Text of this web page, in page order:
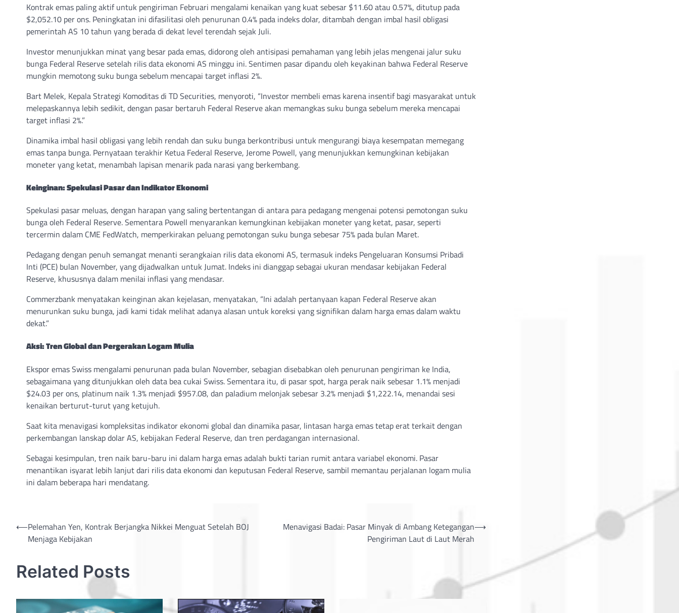
Kontrak emas paling aktif untuk pengiriman Februari mengalami kenaikan yang kuat sebesar $11.60 atau 0.57%, ditutup pada
$2,052.10 per ons. Peningkatan ini difasilitasi oleh penurunan 0.4% pada indeks dolar, ditambah dengan imbal hasil obligasi
pemerintah AS 10 tahun yang berada di dekat level terendah sejak Juli.
Investor menunjukkan minat yang besar pada emas, didorong oleh antisipasi pemahaman yang lebih jelas mengenai jalur suku
bunga Federal Reserve setelah rilis data ekonomi AS minggu ini. Sentimen pasar dipandu oleh keyakinan bahwa Federal Reserve
mungkin memotong suku bunga sebelum mencapai target inflasi 2%.
Bart Melek, Kepala Strategi Komoditas di TD Securities, menyoroti, “Investor membeli emas karena insentif bagi masyarakat untuk
melepaskannya lebih sedikit, dengan pasar bertaruh Federal Reserve akan memangkas suku bunga sebelum mereka mencapai
target inflasi 2%.”
Dinamika imbal hasil obligasi yang lebih rendah dan suku bunga berkontribusi untuk mengurangi biaya kesempatan memegang
emas tanpa bunga. Pernyataan terakhir Ketua Federal Reserve, Jerome Powell, yang menunjukkan kemungkinan kebijakan
moneter yang ketat, menambah lapisan menarik pada narasi yang berkembang.
Keinginan: Spekulasi Pasar dan Indikator Ekonomi
Spekulasi pasar meluas, dengan harapan yang saling bertentangan di antara para pedagang mengenai potensi pemotongan suku
bunga oleh Federal Reserve. Sementara Powell menyarankan kemungkinan kebijakan moneter yang ketat, pasar, seperti
tercermin dalam CME FedWatch, memperkirakan peluang pemotongan suku bunga sebesar 75% pada bulan Maret.
Pedagang dengan penuh semangat menanti serangkaian rilis data ekonomi AS, termasuk indeks Pengeluaran Konsumsi Pribadi
Inti (PCE) bulan November, yang dijadwalkan untuk Jumat. Indeks ini dianggap sebagai ukuran mendasar kebijakan Federal
Reserve, khususnya dalam menilai inflasi yang mendasar.
Commerzbank menyatakan keinginan akan kejelasan, menyatakan, “Ini adalah pertanyaan kapan Federal Reserve akan
menurunkan suku bunga, jadi kami tidak melihat adanya alasan untuk koreksi yang signifikan dalam harga emas dalam waktu
dekat.”
Aksi: Tren Global dan Pergerakan Logam Mulia
Ekspor emas Swiss mengalami penurunan pada bulan November, sebagian disebabkan oleh penurunan pengiriman ke India,
sebagaimana yang ditunjukkan oleh data bea cukai Swiss. Sementara itu, di pasar spot, harga perak naik sebesar 1.1% menjadi
$24.03 per ons, platinum naik 1.3% menjadi $957.08, dan paladium melonjak sebesar 3.2% menjadi $1,222.14, menandai sesi
kenaikan berturut-turut yang ketujuh.
Saat kita menavigasi kompleksitas indikator ekonomi global dan dinamika pasar, lintasan harga emas tetap erat terkait dengan
perkembangan lanskap dolar AS, kebijakan Federal Reserve, dan tren perdagangan internasional.
Sebagai kesimpulan, tren naik baru-baru ini dalam harga emas adalah bukti tarian rumit antara variabel ekonomi. Pasar
menantikan isyarat lebih lanjut dari rilis data ekonomi dan keputusan Federal Reserve, sambil memantau perjalanan logam mulia
ini dalam beberapa hari mendatang.
Post
navigation
⟵Pelemahan Yen, Kontrak Berjangka Nikkei Menguat Setelah BOJ
Menjaga Kebijakan
Menavigasi Badai: Pasar Minyak di Ambang Ketegangan
Pengiriman Laut di Laut Merah
⟶
Related Posts